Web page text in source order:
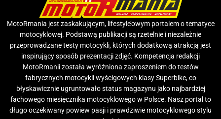
MotoRmania jest zaskakującym, lifestyle’owym portalem o tematyce
motocyklowej. Podstawą publikacji są rzetelnie i niezależnie
przeprowadzane testy motocykli, których dodatkową atrakcją jest
inspirujący sposób prezentacji zdjęć. Kompetencja redakcji
MotoRmanii została wyróżniona zaproszeniem do testów
fabrycznych motocykli wyścigowych klasy Superbike, co
błyskawicznie ugruntowało status magazynu jako najbardziej
fachowego miesięcznika motocyklowego w Polsce. Nasz portal to
długo oczekiwany powiew pasji i prawdziwie motocyklowego stylu